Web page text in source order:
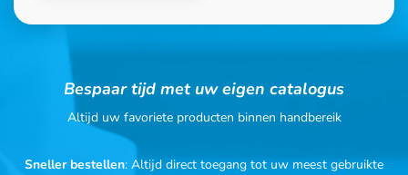
Bespaar tijd met uw eigen catalogus
Altijd uw favoriete producten binnen handbereik
Sneller bestellen: Altijd direct toegang tot uw meest gebruikte